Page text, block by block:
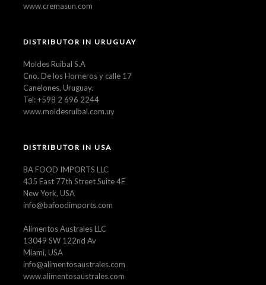
www.cremasun.com
DISTRIBUTOR IN URUGUAY
Moldes Ruibal S.A
Cno. De los Horneros y calle 17
Canelones, Uruguay.
Tel: +598 2 696 2244
www.moldesruibal.com.uy
DISTRIBUTOR IN USA
BA FOOD IMPORTS LLC
435 East 77th Street Suite 4E
New York, USA
info@bafoodimports.com
Alimentos Australes LLC
13049 SW 122nd Av
Miami, USA
info@alimentosaustrales.com
www.alimentosaustrales.com